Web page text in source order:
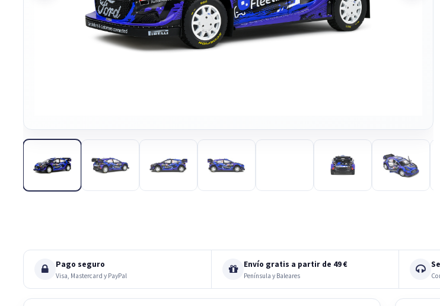
Pago seguro
Visa, Mastercard y PayPal
Envío gratis a partir de 49 €
Península y Baleares